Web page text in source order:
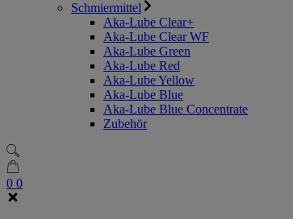
Schmiermittel
Aka-Lube Clear+
Aka-Lube Clear WF
Aka-Lube Green
Aka-Lube Red
Aka-Lube Yellow
Aka-Lube Blue
Aka-Lube Blue Concentrate
Zubehör
0 0